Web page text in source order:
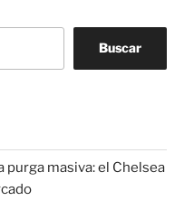
Buscar
purga masiva: el Chelsea